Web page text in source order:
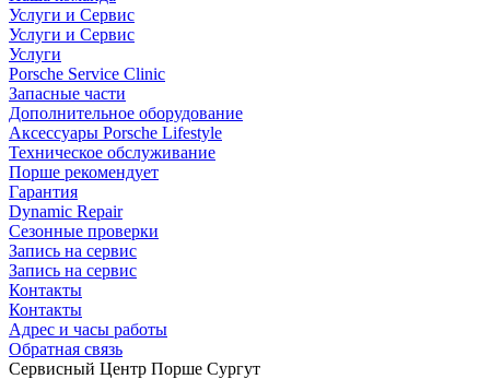
Услуги и Сервис
Услуги и Сервис
Услуги
Porsche Service Clinic
Запасные части
Дополнительное оборудование
Аксессуары Porsche Lifestyle
Техническое обслуживание
Порше рекомендует
Гарантия
Dynamic Repair
Сезонные проверки
Запись на сервис
Запись на сервис
Контакты
Контакты
Адрес и часы работы
Обратная связь
Сервисный Центр Порше Сургут